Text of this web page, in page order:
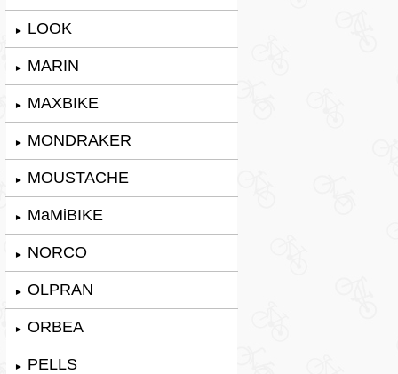
► LOOK
► MARIN
► MAXBIKE
► MONDRAKER
► MOUSTACHE
► MaMiBIKE
► NORCO
► OLPRAN
► ORBEA
► PELLS